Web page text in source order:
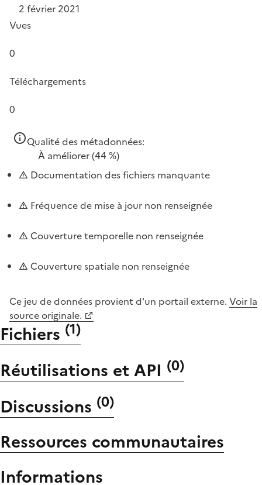
2 février 2021
Vues
0
Téléchargements
0
Qualité des métadonnées:
À améliorer(44 %)
Documentation des fichiers manquante
Fréquence de mise à jour non renseignée
Couverture temporelle non renseignée
Couverture spatiale non renseignée
Ce jeu de données provient d'un portail externe. Voir la
source originale.
Fichiers (1)
Réutilisations et API (0)
Discussions (0)
Ressources communautaires
Informations